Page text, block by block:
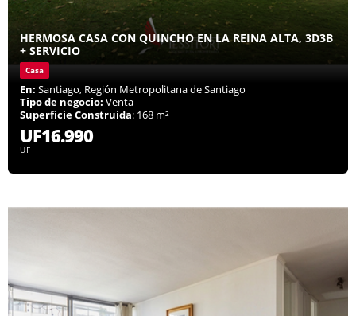
HERMOSA CASA CON QUINCHO EN LA REINA ALTA, 3D3B
+ SERVICIO
Casa
En: Santiago, Región Metropolitana de Santiago
Tipo de negocio: Venta
Superficie Construida: 168 m²
UF16.990
UF